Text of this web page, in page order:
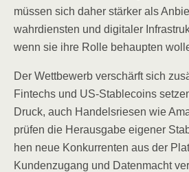
müs­sen sich daher stär­ker als
wahr­diens­ten und digi­ta­ler
wenn sie ihre Rol­le behaup­ten
Der Wett­be­werb ver­schärft sich
Fintechs und US-Sta­b­le­co­ins
Druck, auch Han­dels­rie­sen wie
prü­fen die Her­aus­ga­be eige­ner
hen neue Kon­kur­ren­ten aus der
Kun­den­zu­gang und Daten­macht